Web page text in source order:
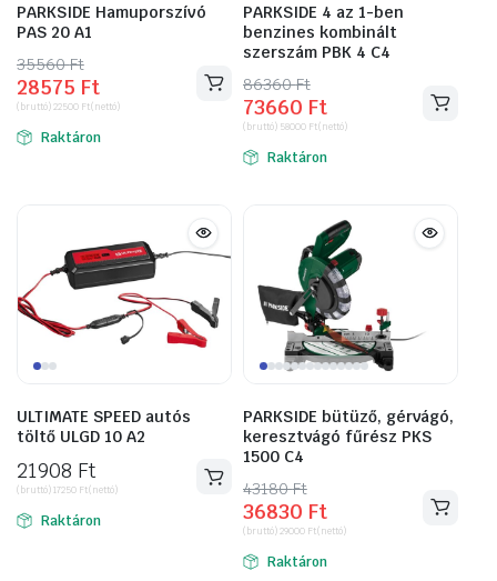
PARKSIDE Hamuporszívó
PAS 20 A1
35560Ft
Original
price
was:
35560 Ft.
28575 Ft
Current
price
is:
28575 Ft.
(bruttó)22500 Ft(nettó)
Raktáron
PARKSIDE 4 az 1-ben
benzines kombinált
szerszám PBK 4 C4
86360Ft
Original
price
was:
86360 Ft.
73660 Ft
Current
price
is:
73660 Ft.
(bruttó) 58000 Ft(nettó)
Raktáron
ULTIMATE SPEED autós
töltő ULGD 10 A2
21908 Ft
(bruttó)17250 Ft(nettó)
Raktáron
PARKSIDE bütüző, gérvágó,
keresztvágó fűrész PKS
1500 C4
43180Ft
Original
price
was:
43180 Ft.
36830 Ft
Current
price
is:
36830 Ft.
(bruttó)29000 Ft(nettó)
Raktáron